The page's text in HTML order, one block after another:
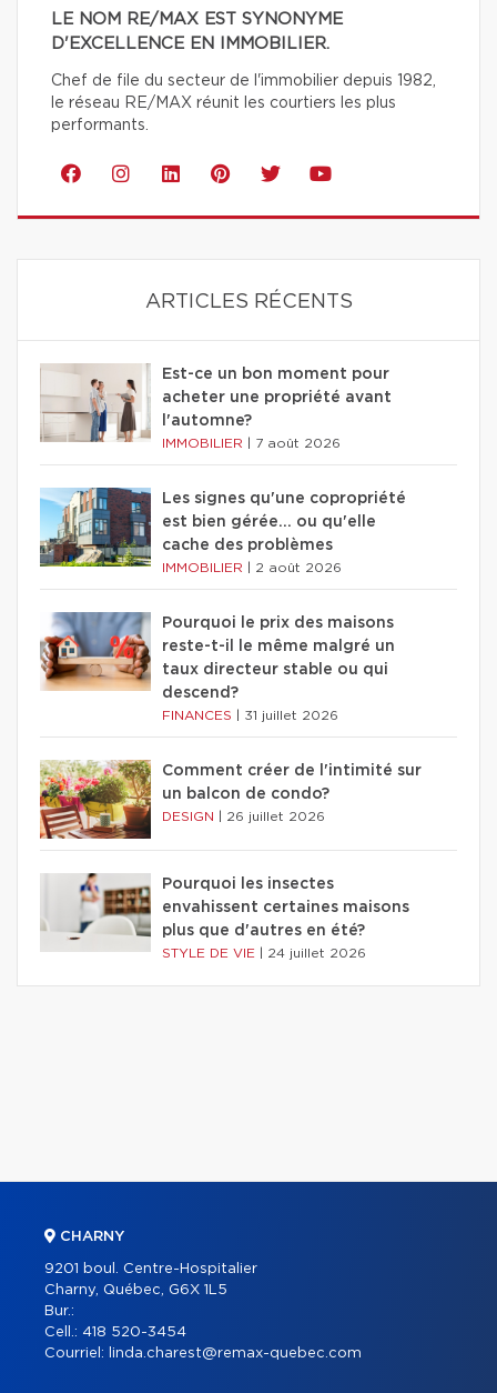
LE NOM RE/MAX EST SYNONYME
D'EXCELLENCE EN IMMOBILIER.
Chef de file du secteur de l'immobilier depuis 1982,
le réseau RE/MAX réunit les courtiers les plus
performants.
ARTICLES RÉCENTS
Est-ce un bon moment pour
acheter une propriété avant
l'automne?
IMMOBILIER 7 août 2026
Les signes qu'une copropriété
est bien gérée… ou qu'elle
cache des problèmes
IMMOBILIER 2 août 2026
Pourquoi le prix des maisons
reste-t-il le même malgré un
taux directeur stable ou qui
descend?
FINANCES 31 juillet 2026
Comment créer de l'intimité sur
un balcon de condo?
DESIGN 26 juillet 2026
Pourquoi les insectes
envahissent certaines maisons
plus que d'autres en été?
STYLE DE VIE 24 juillet 2026
CHARNY
9201 boul. Centre-Hospitalier
Charny, Québec, G6X 1L5
Bur.:
Cell.: 418 520-3454
Courriel:
linda.charest@remax-quebec.com